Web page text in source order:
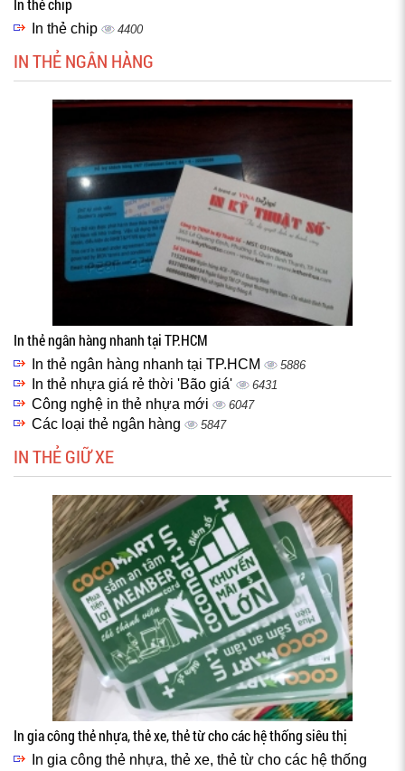
In thẻ chip
In thẻ chip 4400
IN THẺ NGÂN HÀNG
In thẻ ngân hàng nhanh tại TP.HCM
In thẻ ngân hàng nhanh tại TP.HCM 5886
In thẻ nhựa giá rẻ thời 'Bão giá' 6431
Công nghệ in thẻ nhựa mới 6047
Các loại thẻ ngân hàng 5847
IN THẺ GIỮ XE
In gia công thẻ nhựa, thẻ xe, thẻ từ cho các hệ thống siêu thị
In gia công thẻ nhựa, thẻ xe, thẻ từ cho các hệ thống